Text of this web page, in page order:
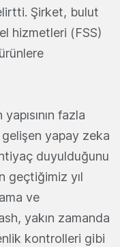
Şirket, bulut
hizmetleri (FSS)
fazla
gelişen yapay zeka
duyulduğunu
geçtiğimiz yıl
ve
yakın zamanda
kontrolleri gibi